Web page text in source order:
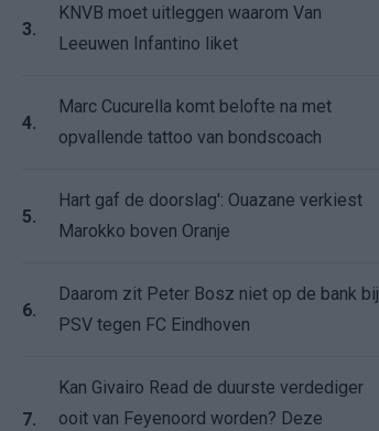
3.
KNVB moet uitleggen waarom Van
Leeuwen Infantino liket
4.
Marc Cucurella komt belofte na met
opvallende tattoo van bondscoach
5.
Hart gaf de doorslag': Ouazane verkiest
Marokko boven Oranje
6.
Daarom zit Peter Bosz niet op de bank bij
PSV tegen FC Eindhoven
7.
Kan Givairo Read de duurste verdediger
ooit van Feyenoord worden? Deze